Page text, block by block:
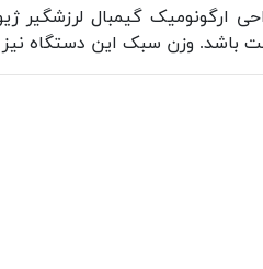
باشد. وزن سبک این دستگاه